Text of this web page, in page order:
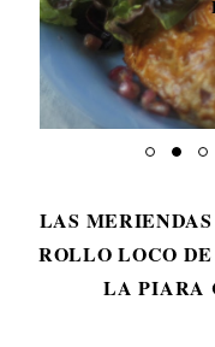
LAS
ROLLO LOCO
LA PIARA